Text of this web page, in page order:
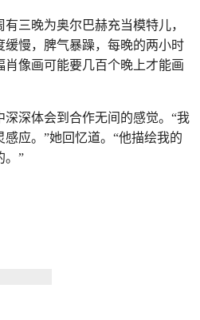
三晚为奥尔巴赫充当模特儿，
慢，脾气暴躁，每晚的两小时
像画可能要几百个晚上才能画
深体会到合作无间的感觉。“我
应。”她回忆道。“他描绘我的
。”